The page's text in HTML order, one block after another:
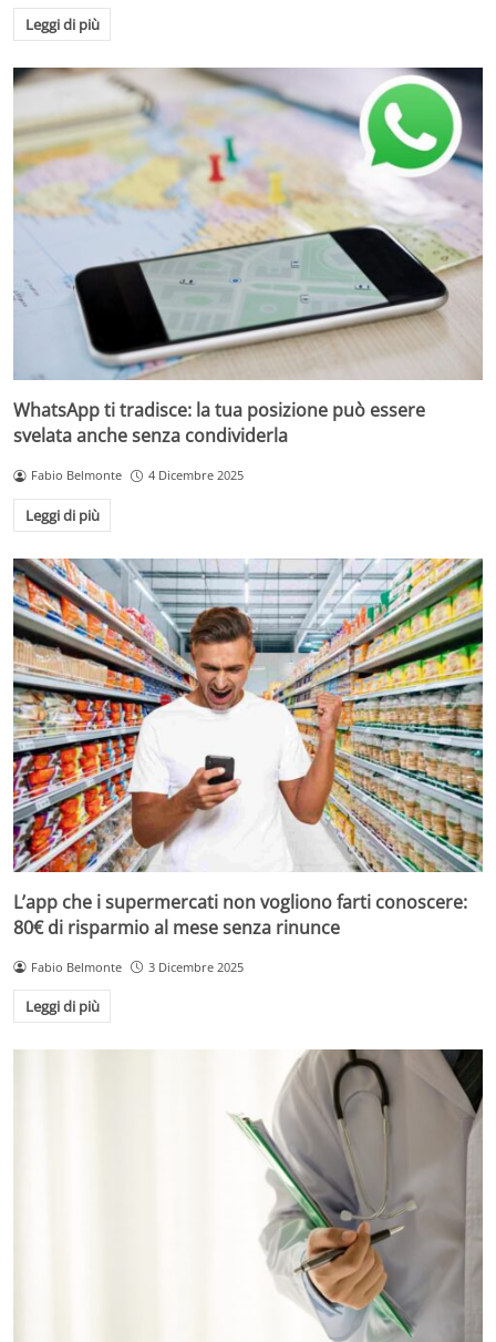
Leggi di più
WhatsApp ti tradisce: la tua posizione può essere
svelata anche senza condividerla
Fabio Belmonte 4 Dicembre 2025
Leggi di più
L’app che i supermercati non vogliono farti conoscere:
80€ di risparmio al mese senza rinunce
Fabio Belmonte 3 Dicembre 2025
Leggi di più